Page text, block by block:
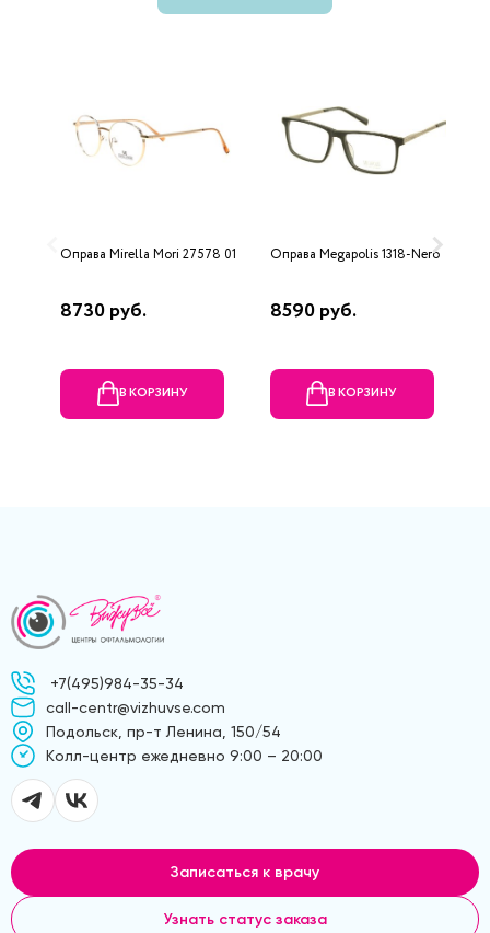
Оправа Mirella Mori 27578 01
8730 руб.
В КОРЗИНУ
Оправа Megapolis 1318-Nero
8590 руб.
В КОРЗИНУ
+7(495)984-35-34
call-centr@vizhuvse.com
Подольск, пр-т Ленина, 150/54
Kолл-центр ежедневно 9:00 – 20:00
Записаться к врачу
Узнать статус заказа